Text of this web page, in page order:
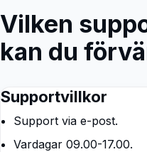
Vilken
kan du
Supportvillkor
Support via e-post.
Vardagar 09.00-17.00.